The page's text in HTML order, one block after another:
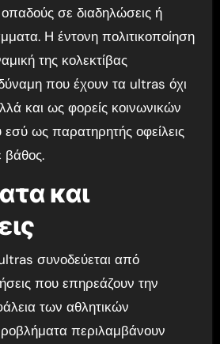
σε διαδηλώσεις ή
Η έντονη πολιτικοποίηση
της κολεκτίβας
που έχουν τα ultras όχι
και ως φορείς κοινωνικών
ως παρατηρητής οφείλεις
βάθος.
και
συνοδεύεται από
που επηρεάζουν την
των αθλητικών
περιλαμβάνουν